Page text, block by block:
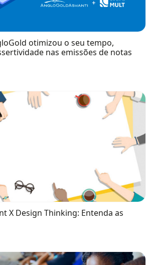
otimizou o seu tempo,
nas emissões de notas
X Design Thinking: Entenda as